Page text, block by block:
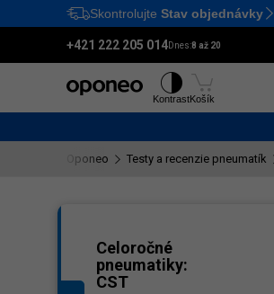
Ctrl
Skontrolujte Stav objednávky
+421 222 205 014Dnes:8 až 20
KontrastKošík
Oponeo Testy a recenzie pneumatík
Celoročné
pneumatiky:
CST